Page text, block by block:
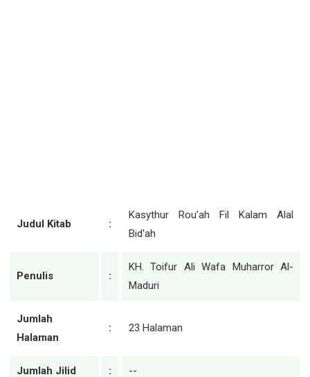
Judul Kitab :
Kasythur Rou'ah Fil Kalam Alal
Bid'ah
Penulis :
KH. Toifur Ali Wafa Muharror Al-
Maduri
Jumlah
Halaman
: 23 Halaman
Jumlah Jilid : --